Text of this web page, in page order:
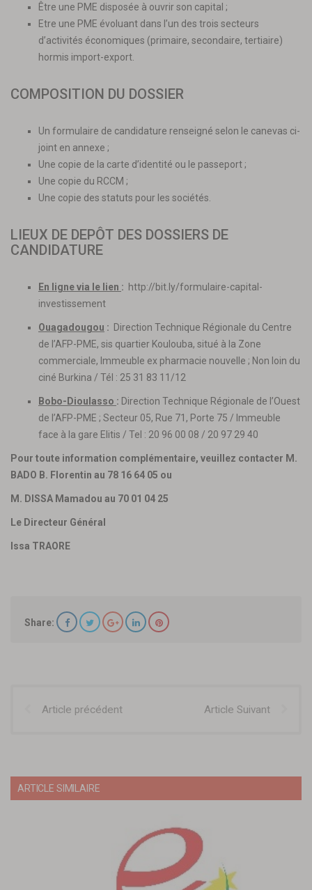
Être une PME disposée à ouvrir son capital ;
Etre une PME évoluant dans l’un des trois secteurs
d’activités économiques (primaire, secondaire, tertiaire)
hormis import-export.
COMPOSITION DU DOSSIER
Un formulaire de candidature renseigné selon le canevas ci-
joint en annexe ;
Une copie de la carte d’identité ou le passeport ;
Une copie du RCCM ;
Une copie des statuts pour les sociétés.
LIEUX DE DEPÔT DES DOSSIERS DE
CANDIDATURE
En ligne via le lien : http://bit.ly/formulaire-capital-
investissement
Ouagadougou : Direction Technique Régionale du Centre
de l’AFP-PME, sis quartier Koulouba, situé à la Zone
commerciale, Immeuble ex pharmacie nouvelle ; Non loin du
ciné Burkina / Tél : 25 31 83 11/12
Bobo-Dioulasso : Direction Technique Régionale de l’Ouest
de l’AFP-PME ; Secteur 05, Rue 71, Porte 75 / Immeuble
face à la gare Elitis / Tel : 20 96 00 08 / 20 97 29 40
Pour toute information complémentaire, veuillez contacter M.
BADO B. Florentin au 78 16 64 05 ou
M. DISSA Mamadou au 70 01 04 25
Le Directeur Général
Issa TRAORE
Share:
Article précédent Article Suivant
ARTICLE SIMILAIRE